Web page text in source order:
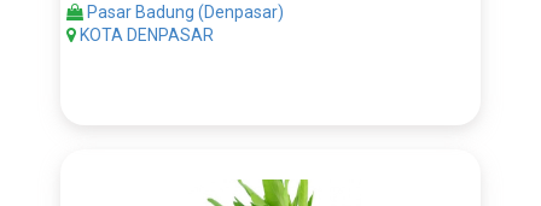
Pasar Badung (Denpasar)
KOTA DENPASAR